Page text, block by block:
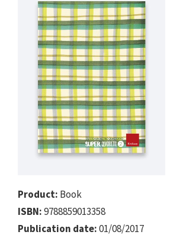
Product: Book
ISBN:9788859013358
Publication date:01/08/2017